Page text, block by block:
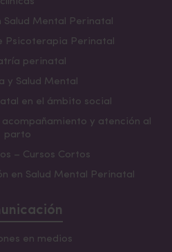
Salud Mental Perinatal
Psicoterapia Perinatal
perinatal
y Salud Mental
en el ámbito social
y atención al
parto
– Cursos Cortos
en Salud Mental Perinatal
en medios